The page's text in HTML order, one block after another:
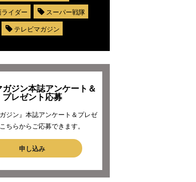
イダー
スーパー戦隊
テレビマガジン
ジン本誌アンケート＆
プレゼント応募
ガジン』本誌アンケート＆プレゼ
ちらからご応募できます。
申し込み